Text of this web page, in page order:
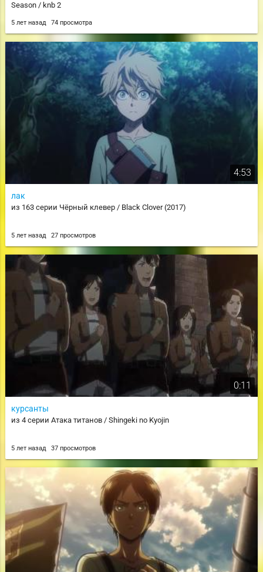
Season / knb 2
5 лет назад 74 просмотра
4:53
лак
из 163 серии Чёрный клевер / Black Clover (2017)
5 лет назад 27 просмотров
0:11
курсанты
из 4 серии Атака титанов / Shingeki no Kyojin
5 лет назад 37 просмотров